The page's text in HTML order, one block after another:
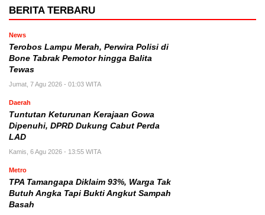
BERITA TERBARU
News
Terobos Lampu Merah, Perwira Polisi di
Bone Tabrak Pemotor hingga Balita
Tewas
Jumat, 7 Agu 2026 - 01:03 WITA
Daerah
Tuntutan Keturunan Kerajaan Gowa
Dipenuhi, DPRD Dukung Cabut Perda
LAD
Kamis, 6 Agu 2026 - 13:55 WITA
Metro
TPA Tamangapa Diklaim 93%, Warga Tak
Butuh Angka Tapi Bukti Angkut Sampah
Basah